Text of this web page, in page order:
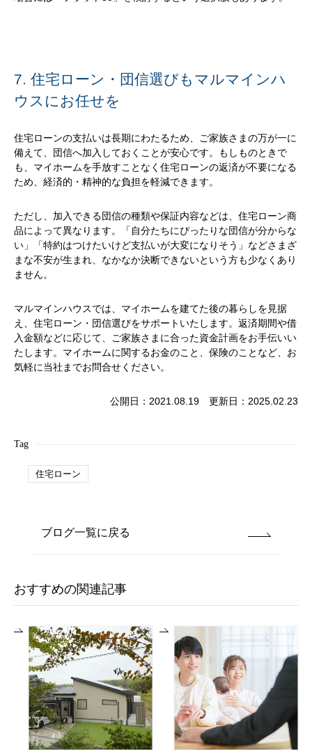
7. 住宅ローン・団信選びもマルマインハ
ウスにお任せを
住宅ローンの支払いは長期にわたるため、ご家族さまの万が一に
備えて、団信へ加入しておくことが安心です。もしものときで
も、マイホームを手放すことなく住宅ローンの返済が不要になる
ため、経済的・精神的な負担を軽減できます。
ただし、加入できる団信の種類や保証内容などは、住宅ローン商
品によって異なります。「自分たちにぴったりな団信が分からな
い」「特約はつけたいけど支払いが大変になりそう」などさまざ
まな不安が生まれ、なかなか決断できないという方も少なくあり
ません。
マルマインハウスでは、マイホームを建てた後の暮らしを見据
え、住宅ローン・団信選びをサポートいたします。返済期間や借
入金額などに応じて、ご家族さまに合った資金計画をお手伝いい
たします。マイホームに関するお金のこと、保険のことなど、お
気軽に当社までお問合せください。
公開日：2021.08.19 更新日：2025.02.23
Tag
住宅ローン
ブログ一覧に戻る
おすすめの関連記事